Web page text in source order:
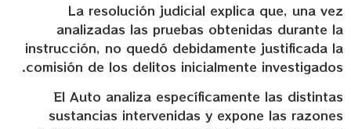
La resolución judicial explica que, una vez
analizadas las pruebas obtenidas durante la
instrucción, no quedó debidamente justificada la
comisión de los delitos inicialmente investigados.
El Auto analiza específicamente las distintas
sustancias intervenidas y expone las razones